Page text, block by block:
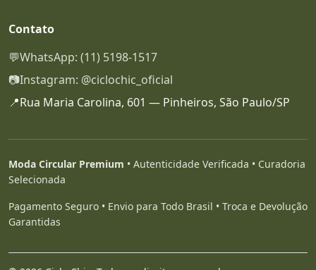
Contato
💬WhatsApp: (11) 5198-1517
📷Instagram: @ciclochic_oficial
📍Rua Maria Carolina, 601 — Pinheiros, São Paulo/SP
Moda Circular Premium • Autenticidade Verificada • Curadoria
Selecionada
Pagamento Seguro • Envio para Todo Brasil • Troca e Devolução
Garantidas